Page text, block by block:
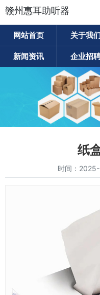
赣州惠耳助听器
网站首页 关于我们
新闻资讯 企业招
纸
时间：